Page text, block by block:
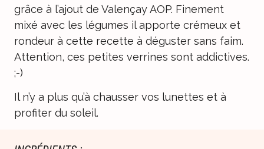
grâce à l’ajout de Valençay AOP. Finement
mixé avec les légumes il apporte crémeux et
rondeur à cette recette à déguster sans faim.
Attention, ces petites verrines sont addictives.
;-)
Il n’y a plus qu’à chausser vos lunettes et à
profiter du soleil.